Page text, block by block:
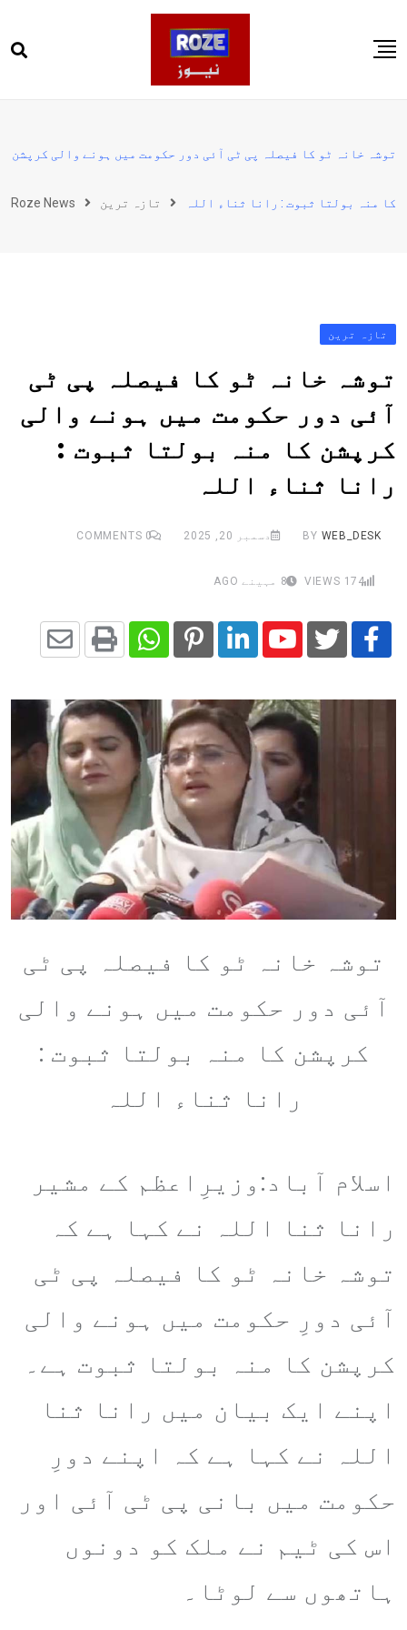
to
پاکستان
کھیل
توشہ خانہ ٹو کا فیصلہ پی ٹی آئی دور حکومت میں ہونے والی کرپشن
کا منہ بولتا ثبوت : رانا ثناء اللہ تازہ ترین Roze News
تازہ ترین
توشہ خانہ ٹو کا فیصلہ پی ٹی
آئی دور حکومت میں ہونے والی
کرپشن کا منہ بولتا ثبوت :
رانا ثناء اللہ
BY WEB_DESK دسمبر 20, 2025 0
174 8 مہینے AGO
Youtube
LinkedIn
Pinterest
Whatsapp
Print
via
Email
توشہ خانہ ٹو کا فیصلہ پی ٹی
آئی دور حکومت میں ہونے والی
کرپشن کا منہ بولتا ثبوت :
رانا ثناء اللہ
اسلام آباد:وزیرِاعظم کے مشیر
رانا ثنا اللہ نے کہا ہے کہ
توشہ خانہ ٹو کا فیصلہ پی ٹی
آئی دورِ حکومت میں ہونے والی
کرپشن کا منہ بولتا ثبوت ہے۔
اپنے ایک بیان میں رانا ثنا
اللہ نے کہا ہے کہ اپنے دورِ
حکومت میں بانی پی ٹی آئی اور
اس کی ٹیم نے ملک کو دونوں
ہاتھوں سے لوٹا۔